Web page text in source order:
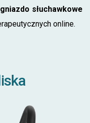
gniazdo słuchawkowe
online.